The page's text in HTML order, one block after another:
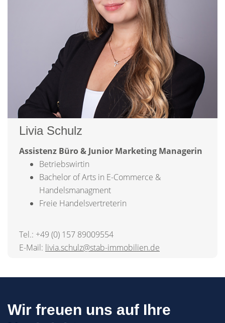
Livia Schulz
Assistenz Büro & Junior Marketing Managerin
Betriebswirtin
Bachelor of Arts in E-Commerce &
Handelsmanagment
Freie Handelsvertreterin
Tel.: +49 (0) 157 89009554
E-Mail: livia.schulz@stab-immobilien.de
Wir freuen uns auf Ihre